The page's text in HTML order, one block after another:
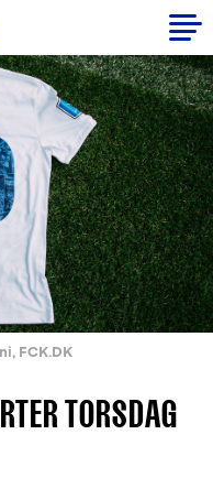
FCK.DK
TORSDAG